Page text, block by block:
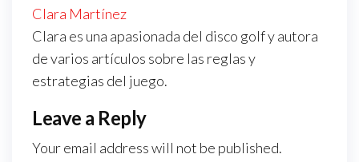
Clara Martínez
Clara es una apasionada del disco golf y autora
de varios artículos sobre las reglas y
estrategias del juego.
Leave a Reply
Your email address will not be published.